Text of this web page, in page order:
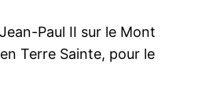
Paul II sur le Mont
Terre Sainte, pour le